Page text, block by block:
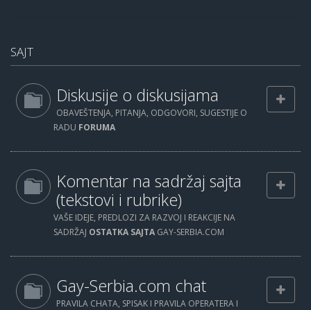
SAJT
Diskusije o diskusijama
OBAVEŠTENJA, PITANJA, ODGOVORI, SUGESTIJE O
RADU FORUMA
Komentar na sadržaj sajta
(tekstovi i rubrike)
VAŠE IDEJE, PREDLOZI ZA RAZVOJ I REAKCIJE NA
SADRŽAJ OSTATKA SAJTA GAY-SERBIA.COM
Gay-Serbia.com chat
PRAVILA CHATA, SPISAK I PRAVILA OPERATERA I